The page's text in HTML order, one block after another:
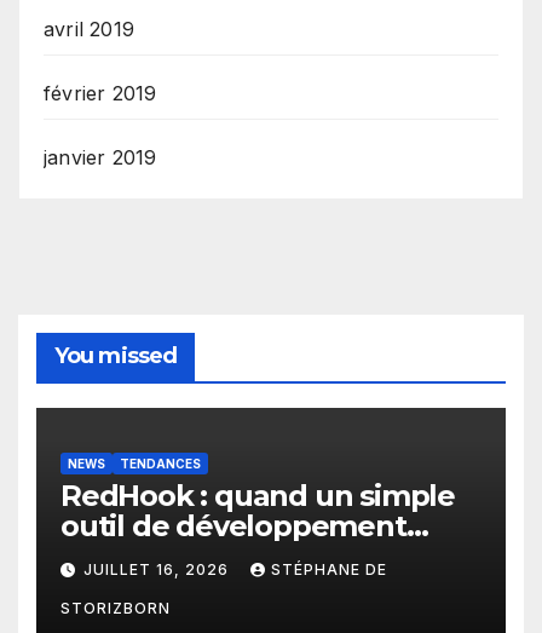
avril 2019
février 2019
janvier 2019
You missed
NEWS TENDANCES
RedHook : quand un simple
outil de développement
Android devient une porte
d’entrée pour les
cybercriminels
JUILLET 16, 2026 STÉPHANE DE
STORIZBORN